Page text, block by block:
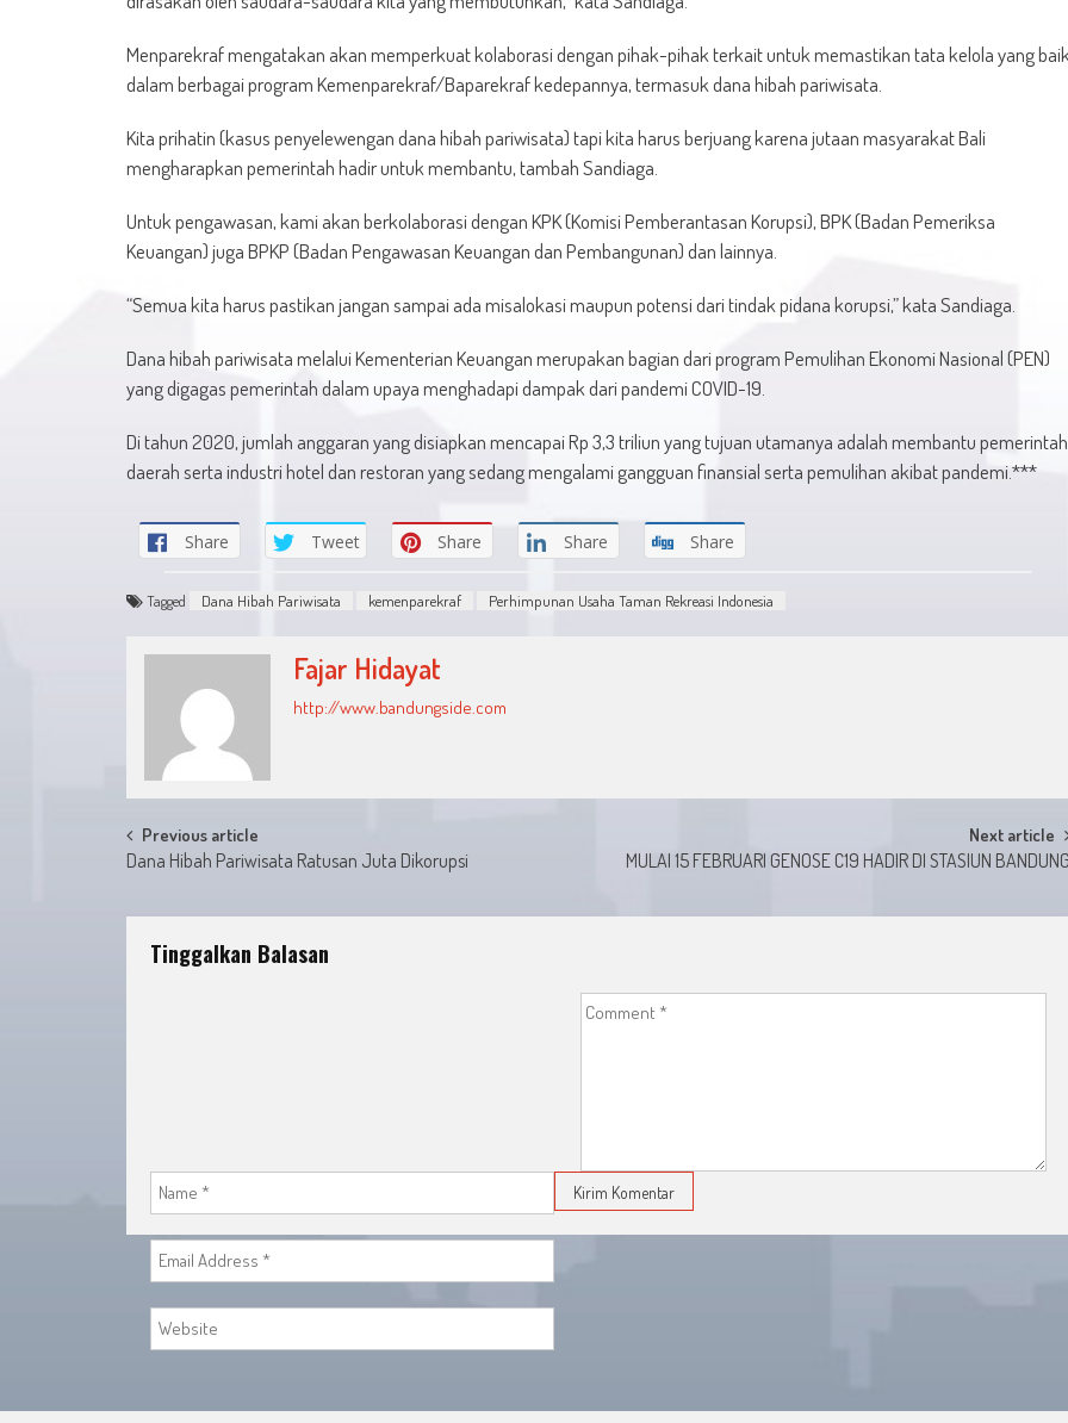
Menparekraf mengatakan akan memperkuat kolaborasi dengan pihak-pihak terkait untuk memastikan tata kelola yang
dalam berbagai program Kemenparekraf/Baparekraf kedepannya, termasuk dana hibah pariwisata.
Kita prihatin (kasus penyelewengan dana hibah pariwisata) tapi kita harus berjuang karena jutaan masyarakat Bali
mengharapkan pemerintah hadir untuk membantu, tambah Sandiaga.
Untuk pengawasan, kami akan berkolaborasi dengan KPK (Komisi Pemberantasan Korupsi), BPK (Badan Pemeriksa
Keuangan) juga BPKP (Badan Pengawasan Keuangan dan Pembangunan) dan lainnya.
“Semua kita harus pastikan jangan sampai ada misalokasi maupun potensi dari tindak pidana korupsi,” kata Sandiaga.
Dana hibah pariwisata melalui Kementerian Keuangan merupakan bagian dari program Pemulihan Ekonomi Nasional (PEN)
yang digagas pemerintah dalam upaya menghadapi dampak dari pandemi COVID-19.
Di tahun 2020, jumlah anggaran yang disiapkan mencapai Rp 3,3 triliun yang tujuan utamanya adalah membantu pemerintah
daerah serta industri hotel dan restoran yang sedang mengalami gangguan finansial serta pemulihan akibat pandemi.***
Share Tweet Share Share Share
Tagged Dana Hibah Pariwisata kemenparekraf Perhimpunan Usaha Taman Rekreasi Indonesia
Fajar Hidayat
http://www.bandungside.com
Post
Previous article
Dana Hibah Pariwisata Ratusan Juta Dikorupsi
Next article
MULAI 15 FEBRUARI GENOSE C19 HADIR DI STASIUN
Tinggalkan Balasan